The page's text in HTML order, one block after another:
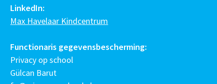
LinkedIn:
Max Havelaar Kindcentrum
Functionaris gegevensbescherming:
Privacy op school
Gülcan Barut